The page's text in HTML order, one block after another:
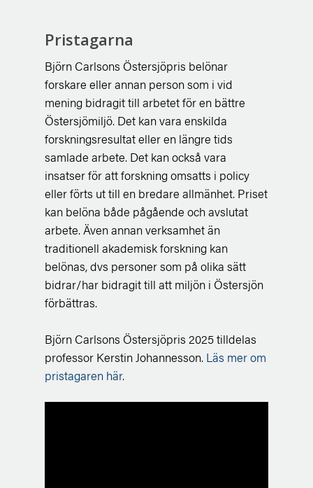
Pristagarna
Björn Carlsons Östersjöpris belönar
forskare eller annan person som i vid
mening bidragit till arbetet för en bättre
Östersjömiljö. Det kan vara enskilda
forskningsresultat eller en längre tids
samlade arbete. Det kan också vara
insatser för att forskning omsatts i policy
eller förts ut till en bredare allmänhet. Priset
kan belöna både pågående och avslutat
arbete. Även annan verksamhet än
traditionell akademisk forskning kan
belönas, dvs personer som på olika sätt
bidrar/har bidragit till att miljön i Östersjön
förbättras.
Björn Carlsons Östersjöpris 2025 tilldelas
professor Kerstin Johannesson. Läs mer om
pristagaren här.